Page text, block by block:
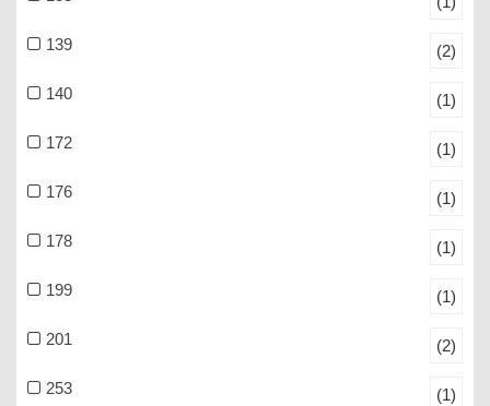
139 (2)
140 (1)
172 (1)
176 (1)
178 (1)
199 (1)
201 (2)
253 (1)